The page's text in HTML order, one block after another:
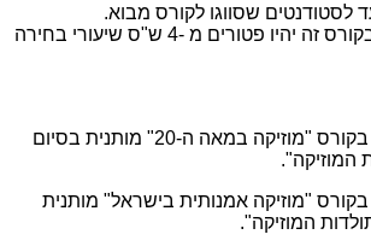
לסטודנטים שסווגו לקורס מבוא.
המשתתפים בקורס זה יהיו פטורים מ -4 ש"ס שיעורי בחירה
השתתפות בקורס "מוזיקה במאה ה-20" מותנית בסיום
המוזיקה".
"מוזיקה אמנותית בישראל" מותנית
המוזיקה".